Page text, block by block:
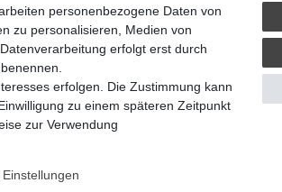
2026 Ripos24| Alle Rechte vorbehalten.
personenbezogene Daten von
zu personalisieren, Medien von
erfolgt erst durch
erfolgen. Die Zustimmung kann
zu einem späteren Zeitpunkt
zur Verwendung